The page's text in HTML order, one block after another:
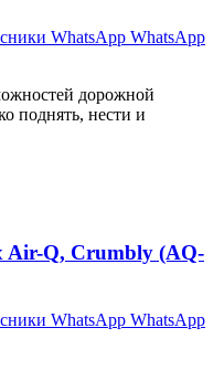
WhatsApp WhatsApp
дорожной
поднять, нести и
Air-Q, Crumbly (AQ-
WhatsApp WhatsApp